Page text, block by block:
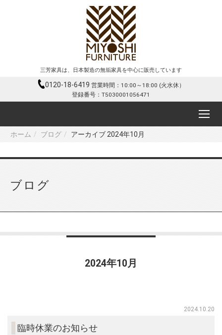
三芳家具は、日本製造の無垢家具を中心に販売しています
0120-18-6419 営業時間：10:00～18:00 (火水休）
登録番号：T5030001056471
ホーム ブログ アーカイブ 2024年10月
ブログ
2024年10月
2024.10.20
臨時休業のお知らせ